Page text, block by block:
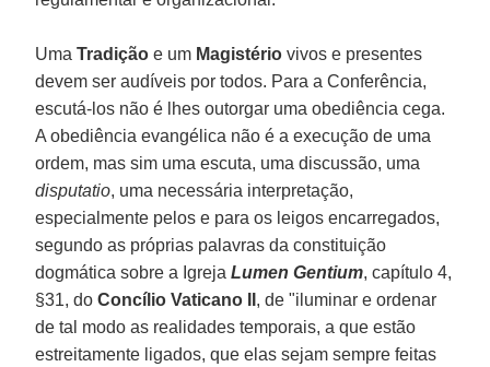
UmaTradiçãoe um Magistériovivos e presentes
devem ser audíveis por todos. Para a Conferência,
escutá-los não é lhes outorgar uma obediência cega.
A obediência evangélica não é a execução de uma
ordem, mas sim uma escuta, uma discussão, uma
disputatio, uma necessária interpretação,
especialmente pelos e para os leigos encarregados,
segundo as próprias palavras da constituição
dogmática sobre a IgrejaLumen Gentium, capítulo 4,
§31, doConcílio Vaticano II , de "iluminar e ordenar
de tal modo as realidades temporais, a que estão
estreitamente ligados, que elas sejam sempre feitas